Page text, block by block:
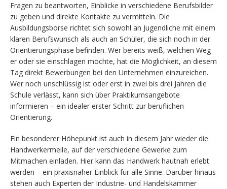
Fragen zu beantworten, Einblicke in verschiedene Berufsbilder
zu geben und direkte Kontakte zu vermitteln. Die
Ausbildungsbörse richtet sich sowohl an Jugendliche mit einem
klaren Berufswunsch als auch an Schüler, die sich noch in der
Orientierungsphase befinden. Wer bereits weiß, welchen Weg
er oder sie einschlagen möchte, hat die Möglichkeit, an diesem
Tag direkt Bewerbungen bei den Unternehmen einzureichen.
Wer noch unschlüssig ist oder erst in zwei bis drei Jahren die
Schule verlässt, kann sich über Praktikumsangebote
informieren – ein idealer erster Schritt zur beruflichen
Orientierung.
Ein besonderer Höhepunkt ist auch in diesem Jahr wieder die
Handwerkermeile, auf der verschiedene Gewerke zum
Mitmachen einladen. Hier kann das Handwerk hautnah erlebt
werden – ein praxisnaher Einblick für alle Sinne. Darüber hinaus
stehen auch Experten der Industrie- und Handelskammer